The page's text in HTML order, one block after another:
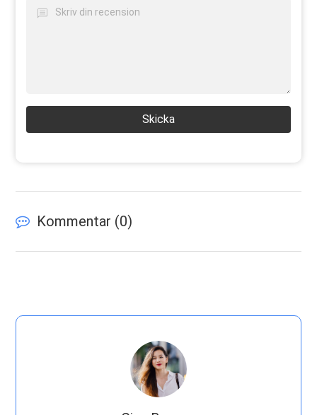
Skicka
Kommentar (0)